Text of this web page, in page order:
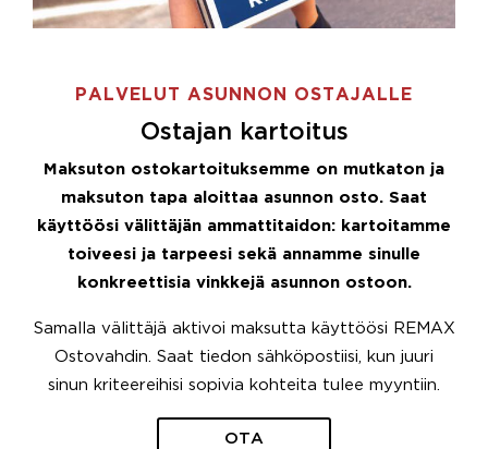
PALVELUT ASUNNON OSTAJALLE
Ostajan kartoitus
Maksuton ostokartoituksemme on mutkaton ja
maksuton tapa aloittaa asunnon osto. Saat
käyttöösi välittäjän ammattitaidon: kartoitamme
toiveesi ja tarpeesi sekä annamme sinulle
konkreettisia vinkkejä asunnon ostoon.
Samalla välittäjä aktivoi maksutta käyttöösi REMAX
Ostovahdin. Saat tiedon sähköpostiisi, kun juuri
sinun kriteereihisi sopivia kohteita tulee myyntiin.
OTA